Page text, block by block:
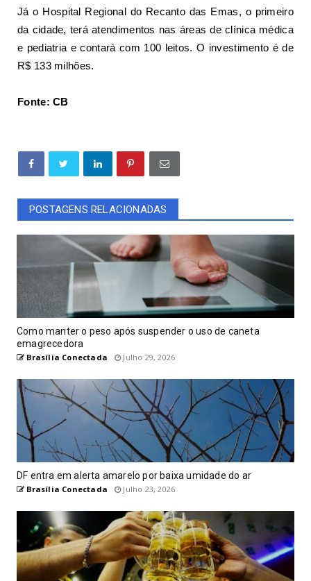
Já o Hospital Regional do Recanto das Emas, o primeiro
da cidade, terá atendimentos nas áreas de clínica médica
e pediatria e contará com 100 leitos. O investimento é de
R$ 133 milhões.
Fonte: CB
POSTAGENS RELACIONADAS
Como manter o peso após suspender o uso de caneta
emagrecedora
Brasília Conectada Julho 29, 2026
DF entra em alerta amarelo por baixa umidade do ar
Brasília Conectada Julho 23, 2026